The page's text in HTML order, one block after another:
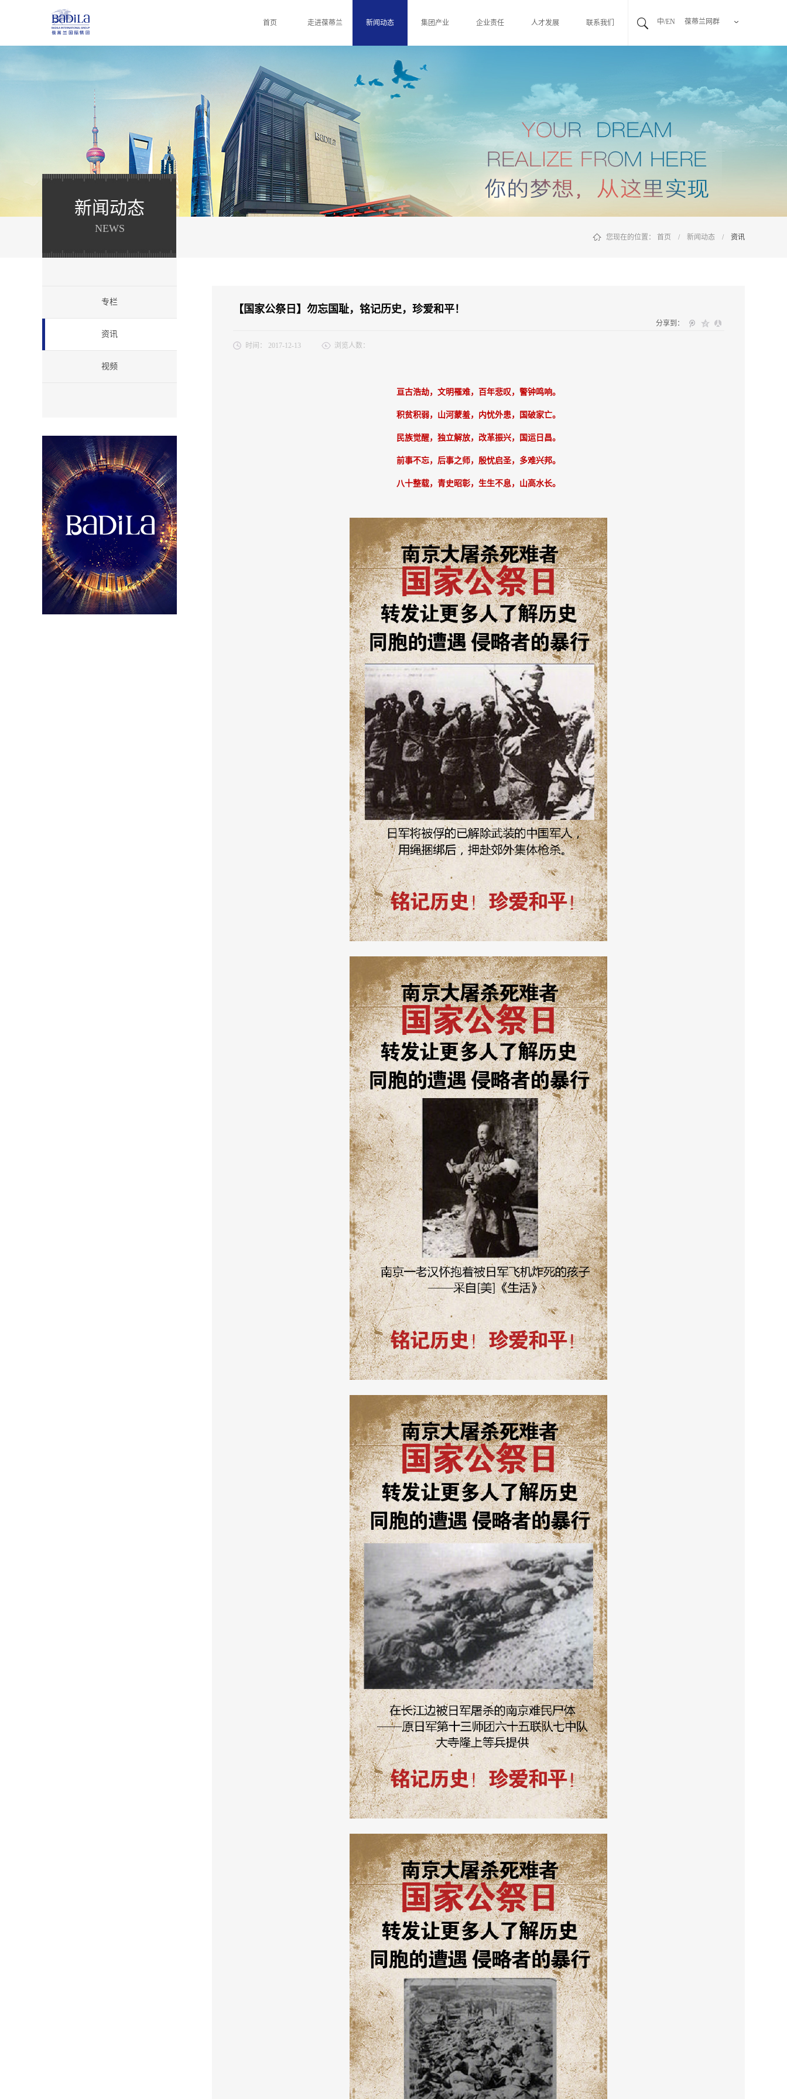
葆蒂兰网群
中/EN
首页 走进葆蒂兰 新闻动态 集团产业 企业责任 人才发展 联系我们
新闻动态
NEWS
专栏
资讯
视频
您现在的位置： 首页 / 新闻动态 / 资讯
【国家公祭日】勿忘国耻，铭记历史，珍爱和平！ ​
分享到：
时间： 2017-12-13 浏览人数：
亘古浩劫，文明罹难，百年悲叹，警钟鸣响。
积贫积弱，山河蒙羞，内忧外患，国破家亡。
民族觉醒，独立解放，改革振兴，国运日昌。
前事不忘，后事之师，殷忧启圣，多难兴邦。
八十整载，青史昭彰，生生不息，山高水长。